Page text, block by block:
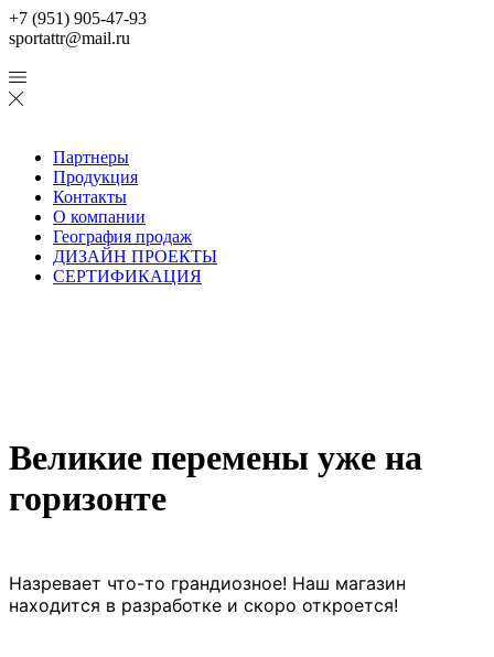
+7 (951) 905-47-93
sportattr@mail.ru
Партнеры
Продукция
Контакты
О компании
География продаж
ДИЗАЙН ПРОЕКТЫ
СЕРТИФИКАЦИЯ
Великие перемены уже на
горизонте
Назревает что-то грандиозное! Наш магазин
находится в разработке и скоро откроется!